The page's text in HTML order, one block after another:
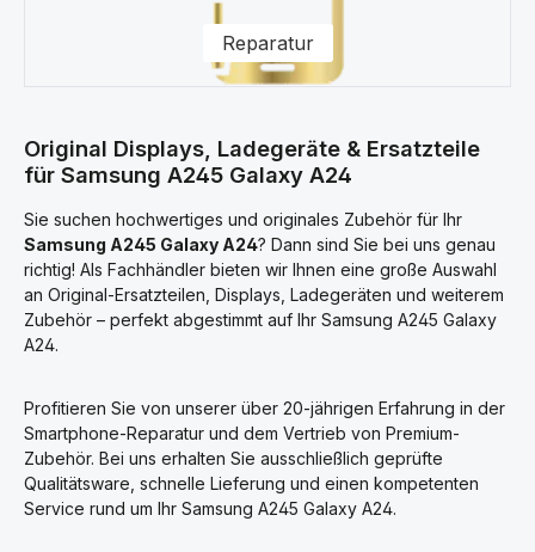
Reparatur
Original Displays, Ladegeräte & Ersatzteile
für Samsung A245 Galaxy A24
Sie suchen hochwertiges und originales Zubehör für Ihr
Samsung A245 Galaxy A24? Dann sind Sie bei uns genau
richtig! Als Fachhändler bieten wir Ihnen eine große Auswahl
an Original-Ersatzteilen, Displays, Ladegeräten und weiterem
Zubehör – perfekt abgestimmt auf Ihr Samsung A245 Galaxy
A24.
Profitieren Sie von unserer über 20-jährigen Erfahrung in der
Smartphone-Reparatur und dem Vertrieb von Premium-
Zubehör. Bei uns erhalten Sie ausschließlich geprüfte
Qualitätsware, schnelle Lieferung und einen kompetenten
Service rund um Ihr Samsung A245 Galaxy A24.